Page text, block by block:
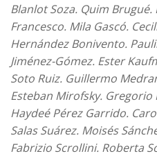
Blanlot Soza. Quim
Francesco. Mila Gascó.
Hernández Bonivento.
Jiménez-Gómez. Ester
Soto Ruiz. Guillermo
Esteban Mirofsky. Gregorio
Haydeé Pérez Garrido.
Salas Suárez. Moisés
Fabrizio Scrollini. Roberta